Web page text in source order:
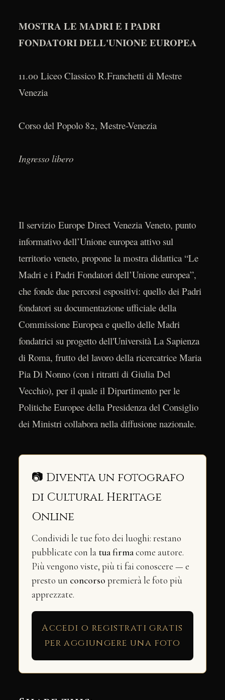
MOSTRA LE MADRI E I PADRI
FONDATORI DELL'UNIONE EUROPEA
11.00 Liceo Classico R.Franchetti di Mestre
Venezia
Corso del Popolo 82, Mestre-Venezia
Ingresso libero
Il servizio Europe Direct Venezia Veneto, punto
informativo dell’Unione europea attivo sul
territorio veneto, propone la mostra didattica “Le
Madri e i Padri Fondatori dell’Unione europea”,
che fonde due percorsi espositivi: quello dei Padri
fondatori su documentazione ufficiale della
Commissione Europea e quello delle Madri
fondatrici su progetto dell'Università La Sapienza
di Roma, frutto del lavoro della ricercatrice Maria
Pia Di Nonno (con i ritratti di Giulia Del
Vecchio), per il quale il Dipartimento per le
Politiche Europee della Presidenza del Consiglio
dei Ministri collabora nella diffusione nazionale.
📷 Diventa un fotografo
di Cultural Heritage
Online
Condividi le tue foto dei luoghi: restano
pubblicate con la tua firmacome autore.
Più vengono viste, più ti fai conoscere — e
presto un concorso premierà le foto più
apprezzate.
Accedi o registrati gratis
per aggiungere una foto